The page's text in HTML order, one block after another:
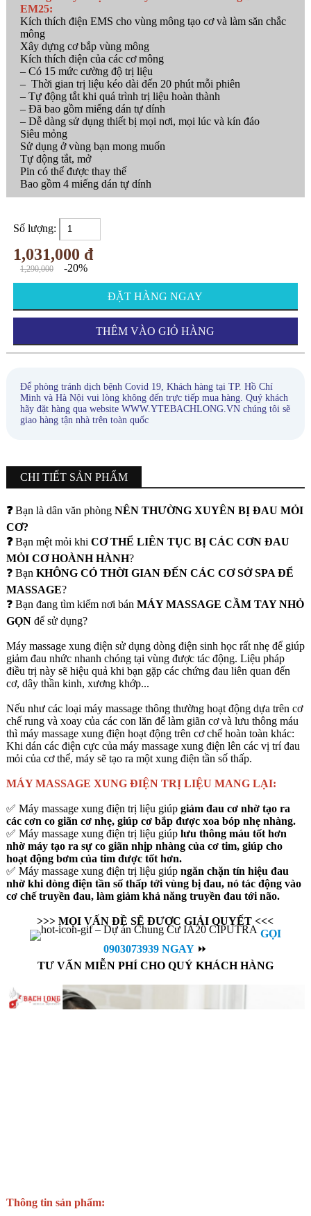
Thông số kỹ thuật của Máy làm săn chắc mông Beurer
EM25:
Kích thích điện EMS cho vùng mông tạo cơ và làm săn chắc
mông
Xây dựng cơ bắp vùng mông
Kích thích điện của các cơ mông
– Có 15 mức cường độ trị liệu
– Thời gian trị liệu kéo dài đến 20 phút mỗi phiên
– Tự động tắt khi quá trình trị liệu hoàn thành
– Đã bao gồm miếng dán tự dính
– Dễ dàng sử dụng thiết bị mọi nơi, mọi lúc và kín đáo
Siêu mỏng
Sử dụng ở vùng bạn mong muốn
Tự động tắt, mở
Pin có thể được thay thế
Bao gồm 4 miếng dán tự dính
1,031,000 đ
ĐẶT HÀNG NGAY
THÊM VÀO GIỎ HÀNG
Để phòng tránh dịch bệnh Covid 19, Khách hàng tại TP. Hồ Chí
Minh và Hà Nội vui lòng không đến trực tiếp mua hàng. Quý khách
hãy đặt hàng qua website WWW.YTEBACHLONG.VN chúng tôi sẽ
CHI TIẾT SẢN PHẨM
❓Bạn là dân văn phòng
CƠ?
❓Bạn mệt mỏi khiCƠ THỂ LIÊN TỤC BỊ CÁC CƠN ĐAU
MỎI CƠ HOÀNH HÀNH ?
❓ BạnKHÔNG CÓ THỜI GIAN ĐẾN CÁC CƠ SỞ SPA ĐỂ
MASSAGE?
❓ Bạn đang tìm kiếm nơi bán
Máy massage xung điện sử dụng dòng điện sinh học rất nhẹ để giúp
giảm đau nhức nhanh chóng tại vùng được tác động. Liệu pháp
điều trị này sẽ hiệu quả khi bạn gặp các chứng đau liên quan đến
Nếu như các loại máy massage thông thường hoạt động dựa trên cơ
chế rung và xoay của các con lăn để làm giãn cơ và lưu thông máu
thì máy massage xung điện hoạt động trên cơ chế hoàn toàn khác:
Khi dán các điện cực của máy massage xung điện lên các vị trí đau
✅ Máy massage xung điện trị liệu giúpgiảm đau cơ nhờ tạo ra
các cơn co giãn cơ nhẹ, giúp cơ bắp được xoa bóp nhẹ nhàng.
✅ Máy massage xung điện trị liệu giúplưu thông máu tốt hơn
nhờ máy tạo ra sự co giãn nhịp nhàng của cơ tim, giúp cho
hoạt động bơm của tim được tốt hơn.
✅ Máy massage xung điện trị liệu giúpngăn chặn tín hiệu đau
nhờ khi dòng điện tần số thấp tới vùng bị đau, nó tác động vào
>>> MỌI VẤN ĐỀ SẼ ĐƯỢC GIẢI QUYẾT <<<
0903073939 NGAY ⏩